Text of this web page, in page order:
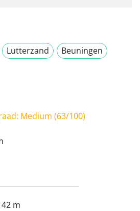
Lutterzand
Beuningen
Medium (63/100)
42 m